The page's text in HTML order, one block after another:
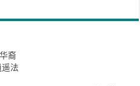
裔
法